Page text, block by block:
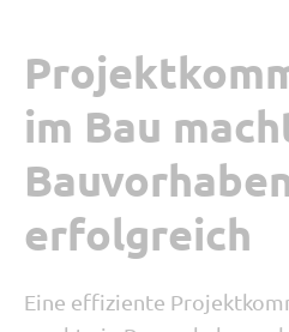
im Bau
erfolgreich
Eine effiziente